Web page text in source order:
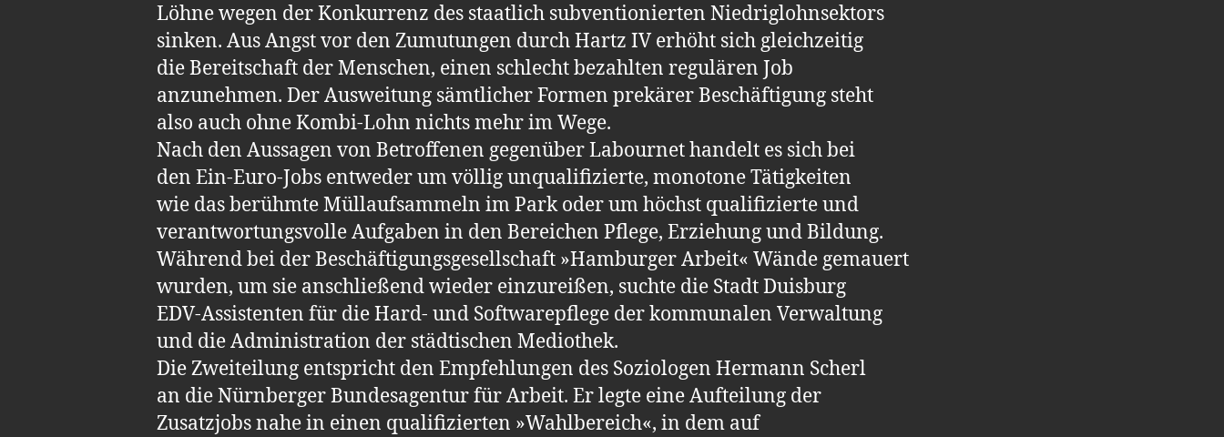
Löhne wegen der Konkurrenz des staatlich subventionierten Niedriglohnsektors
sinken. Aus Angst vor den Zumutungen durch Hartz IV erhöht sich gleichzeitig
die Bereitschaft der Menschen, einen schlecht bezahlten regulären Job
anzunehmen. Der Ausweitung sämtlicher For­men prekärer Beschäftigung steht
also auch ohne Kombi-Lohn nichts mehr im Wege.
Nach den Aussagen von Betroffenen gegenüber Labournet handelt es sich bei
den Ein-Euro-Jobs entweder um völlig unqualifizierte, monotone Tätigkeiten
wie das berühmte Müllaufsammeln im Park oder um höchst qualifizierte und
verantwortungsvolle Aufgaben in den Bereichen Pflege, Erziehung und Bildung.
Während bei der Beschäftigungsgesellschaft »Hamburger Arbeit« Wände gemauert
wurden, um sie anschließend wieder einzureißen, suchte die Stadt Duis­burg
EDV-Assistenten für die Hard- und Softwarepflege der kommunalen Verwaltung
und die Administration der städtischen Mediothek.
Die Zweiteilung entspricht den Empfeh­lungen des Soziologen Hermann Scherl
an die Nürnberger Bundesagentur für Arbeit. Er legte eine Aufteilung der
Zusatzjobs nahe in einen qualifizierten »Wahl­bereich«, in dem auf